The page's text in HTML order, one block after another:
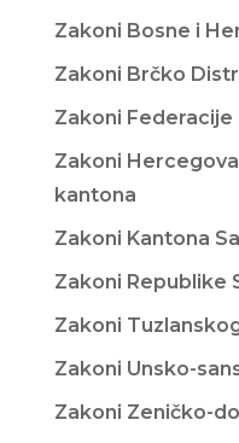
Zakoni Bosne i
Zakoni Brčko
Zakoni
Zakoni
kantona
Zakoni Kantona
Zakoni Republike
Zakoni
Zakoni Unsko-
Zakoni Zeničko-